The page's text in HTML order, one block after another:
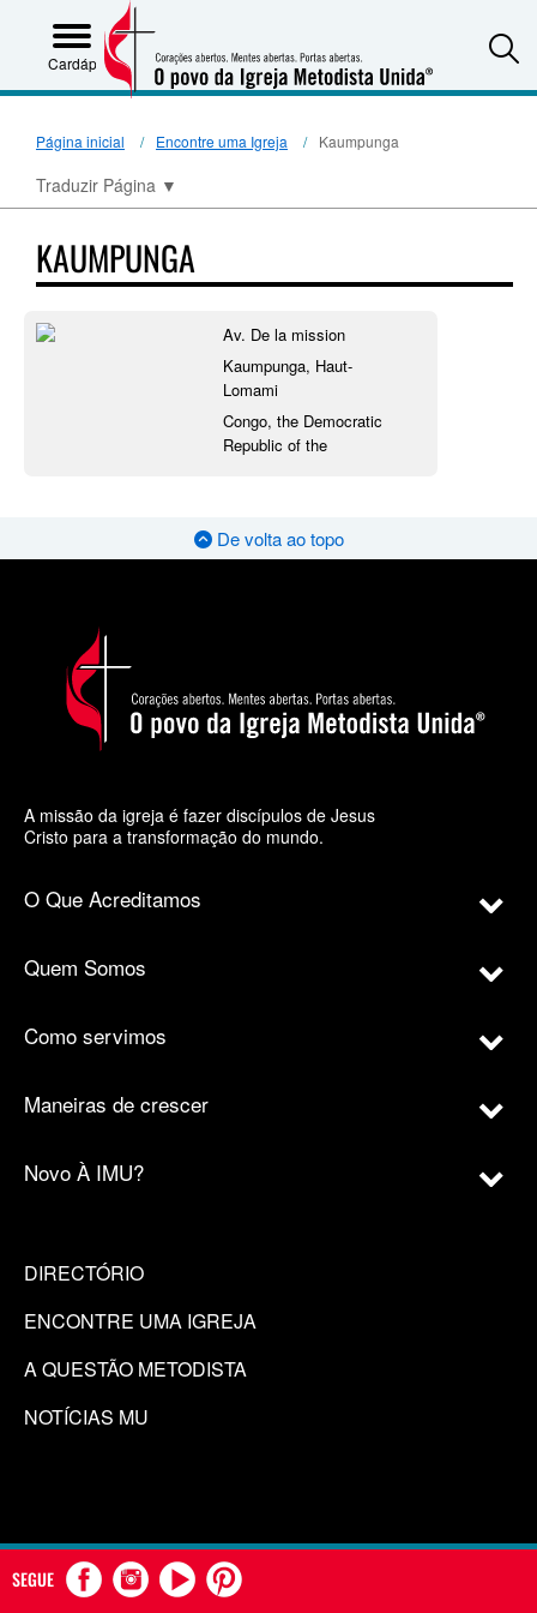
Cardápio
Página inicial Encontre uma Igreja Kaumpunga
Traduzir Página ▼
KAUMPUNGA
Av. De la mission
Kaumpunga, Haut-
Lomami
Congo, the Democratic
Republic of the
De volta ao topo
A missão da igreja é fazer discípulos de Jesus
Cristo para a transformação do mundo.
O Que Acreditamos
Quem Somos
Como servimos
Maneiras de crescer
Novo À IMU?
DIRECTÓRIO
ENCONTRE UMA IGREJA
A QUESTÃO METODISTA
NOTÍCIAS MU
SEGUE